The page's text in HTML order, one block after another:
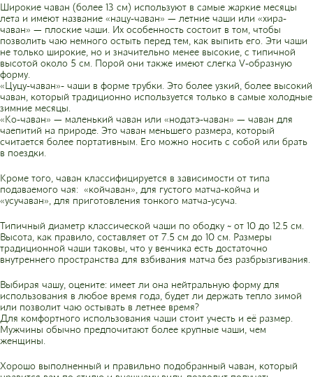
Широкие чаван (более 13 см) используют в самые жаркие месяцы
лета и имеют название «нацу-чаван» — летние чаши или «хира-
чаван» — плоские чаши. Их особенность состоит в том, чтобы
позволить чаю немного остыть перед тем, как выпить его. Эти чаши
не только широкие, но и значительно менее высокие, с типичной
высотой около 5 см. Порой они также имеют слегка V-образную
форму.
«Цуцу-чаван»- чаши в форме трубки. Это более узкий, более высокий
чаван, который традиционно используется только в самые холодные
зимние месяцы.
«Ко-чаван» — маленький чаван или «нодатэ-чаван» — чаван для
чаепитий на природе. Это чаван меньшего размера, который
считается более портативным. Его можно носить с собой или брать
в поездки.
Кроме того, чаван классифицируется в зависимости от типа
подаваемого чая: «койчаван», для густого матча-койча и
«усучаван», для приготовления тонкого матча-усуча.
Типичный диаметр классической чаши по ободку ~ от 10 до 12.5 см.
Высота, как правило, составляет от 7.5 см до 10 см. Размеры
традиционной чаши таковы, что у венчика есть достаточно
внутреннего пространства для взбивания матча без разбрызгивания.
Выбирая чашу, оцените: имеет ли она нейтральную форму для
использования в любое время года, будет ли держать тепло зимой
или позволит чаю остывать в летнее время?
Для комфортного использования чаши стоит учесть и её размер.
Мужчины обычно предпочитают более крупные чаши, чем
женщины.
Хорошо выполненный и правильно подобранный чаван, который